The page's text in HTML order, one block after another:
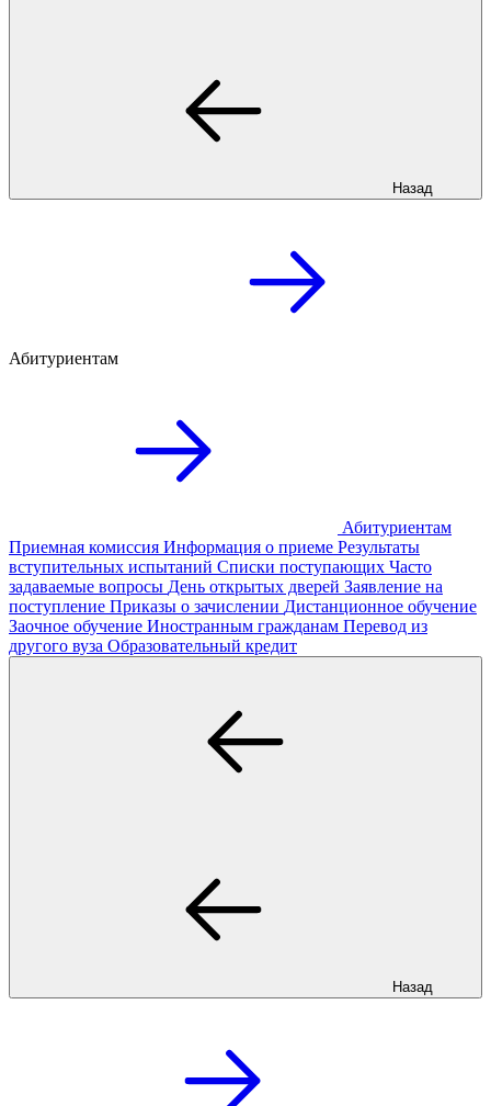
Назад
Абитуриентам
Абитуриентам
Приемная комиссия Информация о приеме Результаты
вступительных испытаний Списки поступающих Часто
задаваемые вопросы День открытых дверей Заявление на
поступление Приказы о зачислении Дистанционное обучение
Заочное обучение Иностранным гражданам Перевод из
другого вуза Образовательный кредит
Назад